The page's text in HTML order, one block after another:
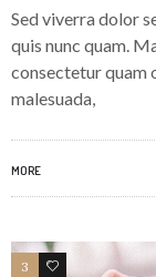
Sed viverra dolor
quis nunc quam.
consectetur quam
malesuada,
MORE
3 26